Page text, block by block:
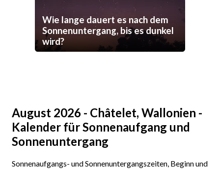
Wie lange dauert es nach dem
Sonnenuntergang, bis es dunkel
wird?
August 2026 - Châtelet, Wallonien -
Kalender für Sonnenaufgang und
Sonnenuntergang
Sonnenaufgangs- und Sonnenuntergangszeiten, Beginn und